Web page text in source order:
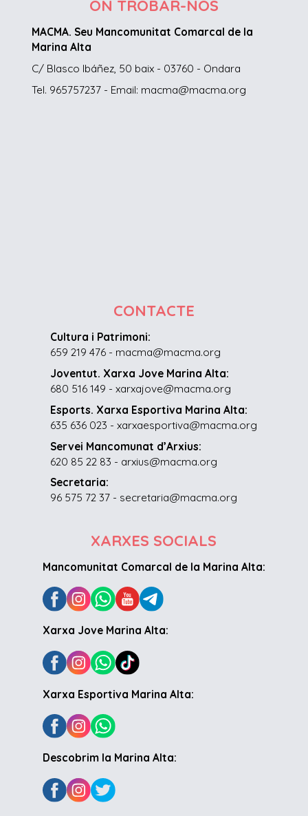
ON TROBAR-NOS
MACMA. Seu Mancomunitat Comarcal de la
Marina Alta
C/ Blasco Ibáñez, 50 baix - 03760 - Ondara
Tel. 965757237 - Email: macma@macma.org
CONTACTE
Cultura i Patrimoni:
659 219 476 - macma@macma.org
Joventut. Xarxa Jove Marina Alta:
680 516 149 - xarxajove@macma.org
Esports. Xarxa Esportiva Marina Alta:
635 636 023 - xarxaesportiva@macma.org
Servei Mancomunat d’Arxius:
620 85 22 83 - arxius@macma.org
Secretaria:
96 575 72 37 - secretaria@macma.org
XARXES SOCIALS
Mancomunitat Comarcal de la Marina Alta:
Xarxa Jove Marina Alta:
Xarxa Esportiva Marina Alta:
Descobrim la Marina Alta: